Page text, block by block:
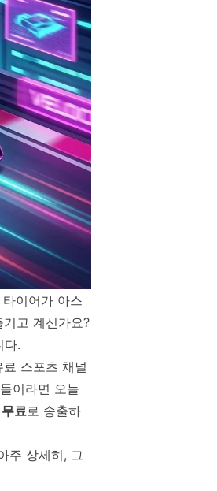
이어가 아스
고 계신가요?
다.
스포츠 채널
이라면 오늘
료로 송출하
주 상세히, 그